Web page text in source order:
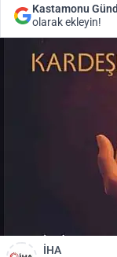
Kastamonu
olarak ekleyin!
İHA